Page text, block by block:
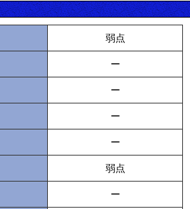
弱点
ー
ー
ー
ー
弱点
ー